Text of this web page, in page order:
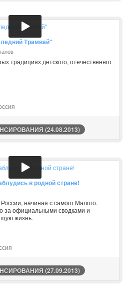
Трамвай"
традициях детского, отечественнго
(24.08.2013)
в родной стране!
начиная с самого Малого.
за официальными сводками и
жизнь.
(27.09.2013)